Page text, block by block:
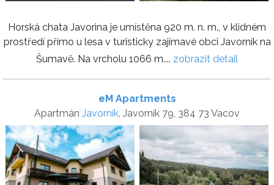
Horská chata Javorina je umístěna 920 m. n. m., v klidném
prostředí přímo u lesa v turisticky zajímavé obci Javorník na
Šumavě. Na vrcholu 1066 m.... zobrazit detail
eM Apartments
Apartmán Javorník , Javorník 79, 384 73 Vacov